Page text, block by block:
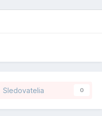
Sledovatelia 0